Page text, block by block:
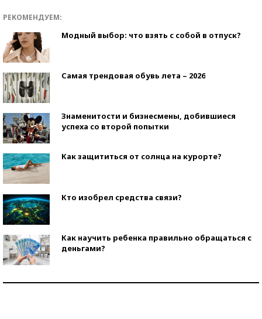
РЕКОМЕНДУЕМ:
Модный выбор: что взять с собой в отпуск?
Самая трендовая обувь лета – 2026
Знаменитости и бизнесмены, добившиеся
успеха со второй попытки
Как защититься от солнца на курорте?
Кто изобрел средства связи?
Как научить ребенка правильно обращаться с
деньгами?